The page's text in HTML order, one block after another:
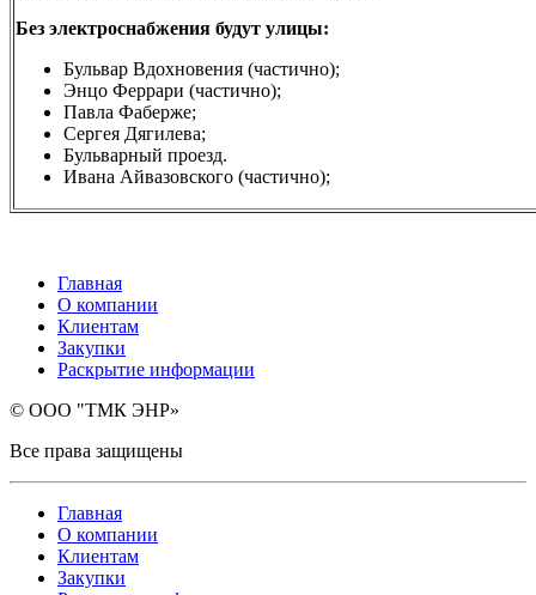
Без электроснабжения будут улицы:
Бульвар Вдохновения (частично);
Энцо Феррари (частично);
Павла Фаберже;
Сергея Дягилева;
Бульварный проезд.
Ивана Айвазовского (частично);
Главная
О компании
Клиентам
Закупки
Раскрытие информации
© ООО "ТМК ЭНР»
Все права защищены
Главная
О компании
Клиентам
Закупки